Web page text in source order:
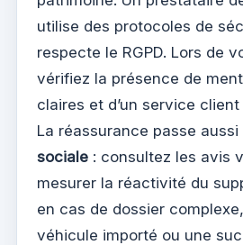
utilise des protocoles de
respecte le RGPD. Lors de
vérifiez la présence de
claires et d’un service
La réassurance passe aussi
sociale : consultez les avis
mesurer la réactivité du
en cas de dossier
véhicule importé ou une